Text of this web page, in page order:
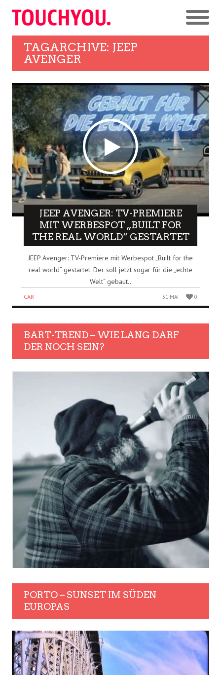
TAGARCHIVE: JEEP
AVENGER
JEEP AVENGER: TV-PREMIERE
MIT WERBESPOT „BUILT FOR
THE REAL WORLD“ GESTARTET
JEEP Avenger: TV-Premiere mit Werbespot „Built for the
real world“ gestartet. Der soll jetzt sogar für die „echte
Welt“ gebaut..
CAR 31 MAI 0
BART-TREND – WIE LANG DARF
DER NOCH SEIN?
PORTO – SUNSET IM SÜDEN
EUROPAS